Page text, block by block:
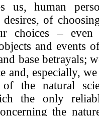
us, human
of
choices –
and events
base betrayals;
and, especially,
the natural
the only
the